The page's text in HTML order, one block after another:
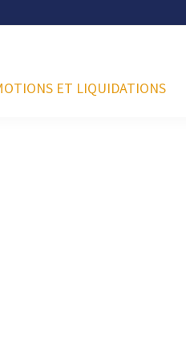
ET LIQUIDATIONS